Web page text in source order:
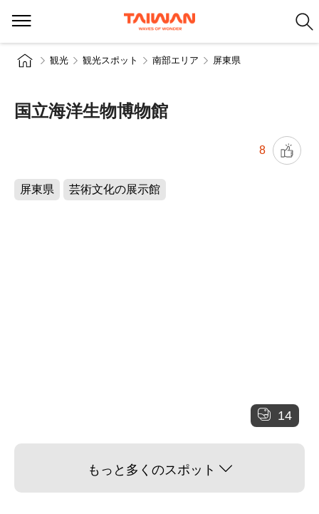
観光 観光スポット 南部エリア 屏東県
国立海洋生物博物館
8
屏東県 芸術文化の展示館
14
もっと多くのスポット